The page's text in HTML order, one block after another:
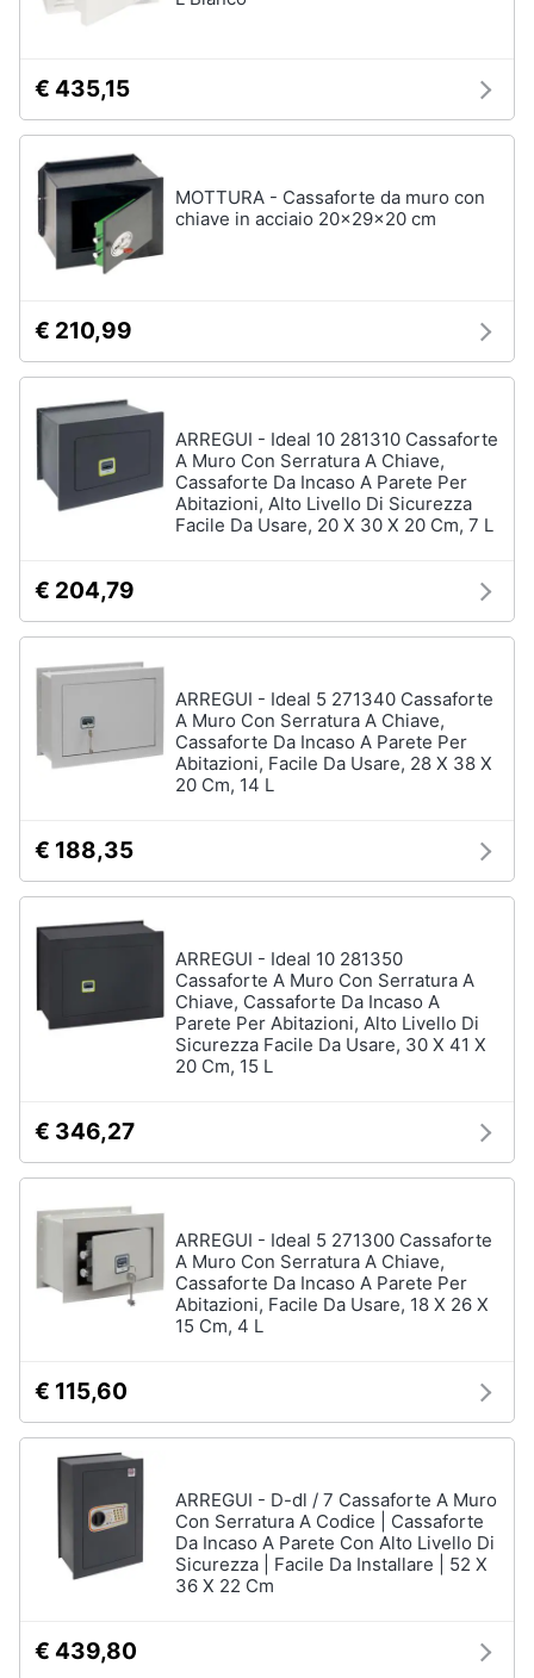
€ 435,15
MOTTURA - Cassaforte da muro con
chiave in acciaio 20x29x20 cm
€ 210,99
ARREGUI - Ideal 10 281310 Cassaforte
A Muro Con Serratura A Chiave,
Cassaforte Da Incaso A Parete Per
Abitazioni, Alto Livello Di Sicurezza
Facile Da Usare, 20 X 30 X 20 Cm, 7 L
€ 204,79
ARREGUI - Ideal 5 271340 Cassaforte
A Muro Con Serratura A Chiave,
Cassaforte Da Incaso A Parete Per
Abitazioni, Facile Da Usare, 28 X 38 X
20 Cm, 14 L
€ 188,35
ARREGUI - Ideal 10 281350
Cassaforte A Muro Con Serratura A
Chiave, Cassaforte Da Incaso A
Parete Per Abitazioni, Alto Livello Di
Sicurezza Facile Da Usare, 30 X 41 X
20 Cm, 15 L
€ 346,27
ARREGUI - Ideal 5 271300 Cassaforte
A Muro Con Serratura A Chiave,
Cassaforte Da Incaso A Parete Per
Abitazioni, Facile Da Usare, 18 X 26 X
15 Cm, 4 L
€ 115,60
ARREGUI - D-dl / 7 Cassaforte A Muro
Con Serratura A Codice | Cassaforte
Da Incaso A Parete Con Alto Livello Di
Sicurezza | Facile Da Installare | 52 X
36 X 22 Cm
€ 439,80